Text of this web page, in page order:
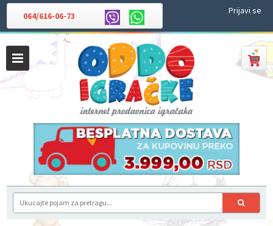
064/616-06-73 Prijavi se